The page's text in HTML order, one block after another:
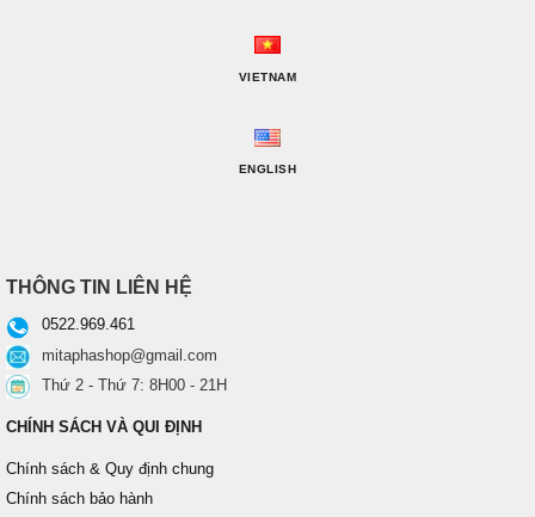
VIETNAM
ENGLISH
THÔNG TIN LIÊN HỆ
0522.969.461
mitaphashop@gmail.com
Thứ 2 - Thứ 7: 8H00 - 21H
CHÍNH SÁCH VÀ QUI ĐỊNH
Chính sách & Quy định chung
Chính sách bảo hành